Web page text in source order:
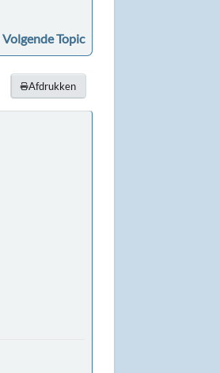
Volgende Topic
Afdrukken